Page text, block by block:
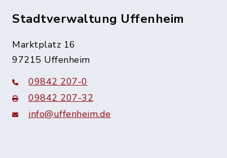
Stadtverwaltung Uffenheim
Marktplatz 16
97215 Uffenheim
09842 207-0
09842 207-32
info@uffenheim.de